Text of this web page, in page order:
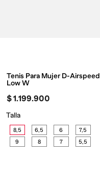
Tenis Para Mujer D-Airspeed
Low W
$1.199.900
Talla
8,5 6,5 6
7,5
9
8 7 5,5